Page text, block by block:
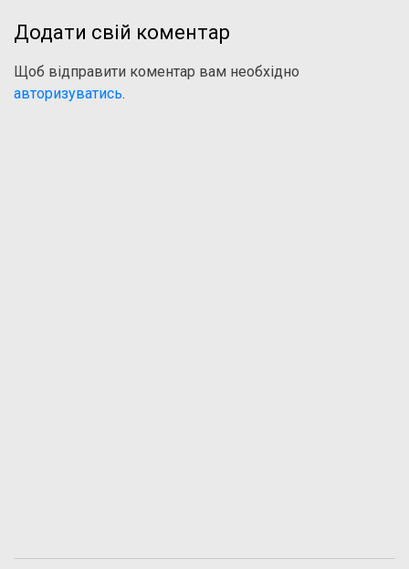
Додати свій коментар
Щоб відправити коментар вам необхідно
авторизуватись.